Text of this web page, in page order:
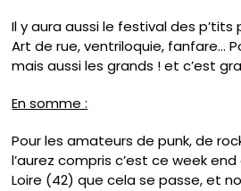
Il y aura aussi le festival des p’tits
Art de rue, ventriloquie, fanfare…
mais aussi les grands ! et c’est
En somme :
Pour les amateurs de punk, de
l’aurez compris c’est ce week
Loire (42) que cela se passe, et